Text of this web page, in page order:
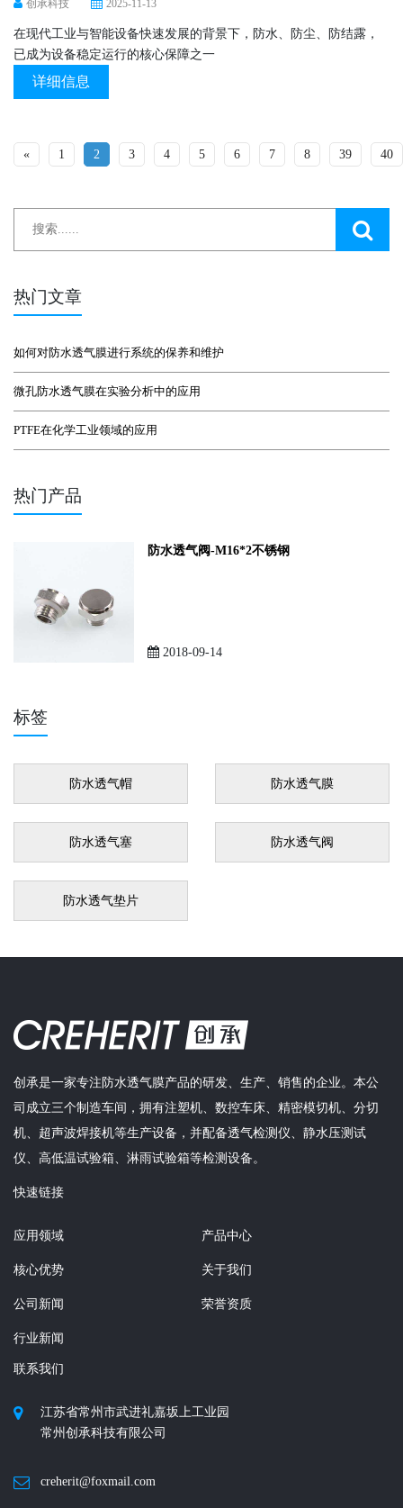
创承科技 2025-11-13
在现代工业与智能设备快速发展的背景下，防水、防尘、防结露，
已成为设备稳定运行的核心保障之一
详细信息
« 1 2 3 4 5 6 7 8 39 40
热门文章
如何对防水透气膜进行系统的保养和维护
微孔防水透气膜在实验分析中的应用
PTFE在化学工业领域的应用
热门产品
防水透气阀-M16*2不锈钢
2018-09-14
标签
防水透气帽 防水透气膜
防水透气塞 防水透气阀
防水透气垫片
创承是一家专注防水透气膜产品的研发、生产、销售的企业。本公
司成立三个制造车间，拥有注塑机、数控车床、精密模切机、分切
机、超声波焊接机等生产设备，并配备透气检测仪、静水压测试
仪、高低温试验箱、淋雨试验箱等检测设备。
快速链接
应用领域 产品中心
核心优势 关于我们
公司新闻 荣誉资质
行业新闻
联系我们
江苏省常州市武进礼嘉坂上工业园
常州创承科技有限公司
creherit@foxmail.com